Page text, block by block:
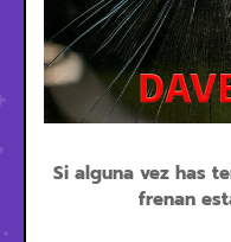
Si alguna vez has
frenan